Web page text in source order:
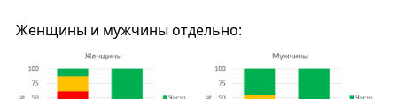
Женщины и мужчины отдельно: